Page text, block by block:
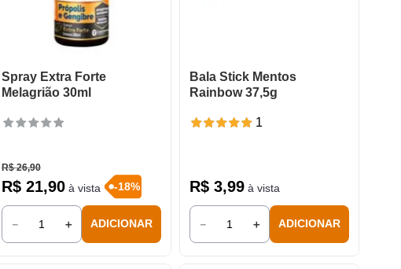
Spray Extra Forte
Melagrião 30ml
R$ 26,90
R$ 21,90à vista -18%
＋
－ ADICIONAR
Bala Stick Mentos
Rainbow 37,5g
1
R$ 3,99à vista
＋
－ ADICIONAR